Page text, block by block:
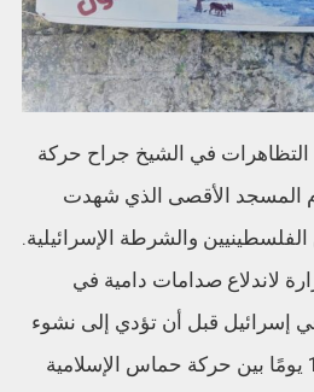
التظاهرات في الشيخ جراح حركة
المسجد الأقصى الذي شهدت
والشرطة الإسرائيلية.
لاندلاع صدامات دامية في
في إسرائيل قبل أن تؤدي إلى نشوء
حرب خاطفة استمرت 11 يومًا بين حركة حماس الإسلامية